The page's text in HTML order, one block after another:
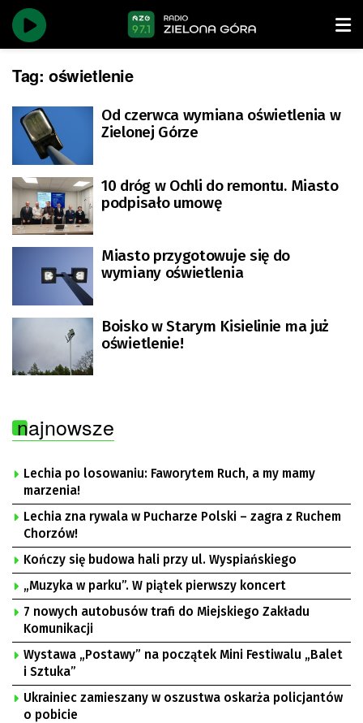
Tag: oświetlenie
Od czerwca wymiana oświetlenia w
Zielonej Górze
10 dróg w Ochli do remontu. Miasto
podpisało umowę
Miasto przygotowuje się do
wymiany oświetlenia
Boisko w Starym Kisielinie ma już
oświetlenie!
najnowsze
Lechia po losowaniu: Faworytem Ruch, a my mamy
marzenia!
Lechia zna rywala w Pucharze Polski – zagra z Ruchem
Chorzów!
Kończy się budowa hali przy ul. Wyspiańskiego
„Muzyka w parku”. W piątek pierwszy koncert
7 nowych autobusów trafi do Miejskiego Zakładu
Komunikacji
Wystawa „Postawy” na początek Mini Festiwalu „Balet
i Sztuka”
Ukrainiec zamieszany w oszustwa oskarża policjantów
o pobicie